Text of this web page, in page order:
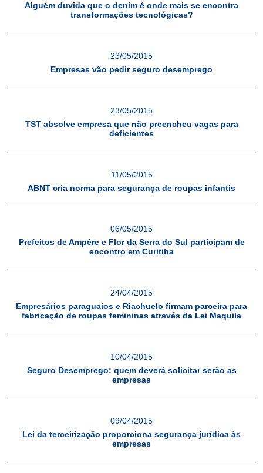
Alguém duvida que o denim é onde mais se encontra
transformações tecnológicas?
23/05/2015
Empresas vão pedir seguro desemprego
23/05/2015
TST absolve empresa que não preencheu vagas para
deficientes
11/05/2015
ABNT cria norma para segurança de roupas infantis
06/05/2015
Prefeitos de Ampére e Flor da Serra do Sul participam de
encontro em Curitiba
24/04/2015
Empresários paraguaios e Riachuelo firmam parceira para
fabricação de roupas femininas através da Lei Maquila
10/04/2015
Seguro Desemprego: quem deverá solicitar serão as
empresas
09/04/2015
Lei da terceirização proporciona segurança jurídica às
empresas